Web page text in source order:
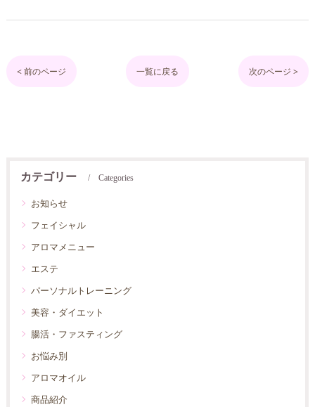
< 前のページ 一覧に戻る 次のページ >
カテゴリー Categories
お知らせ
フェイシャル
アロマメニュー
エステ
パーソナルトレーニング
美容・ダイエット
腸活・ファスティング
お悩み別
アロマオイル
商品紹介